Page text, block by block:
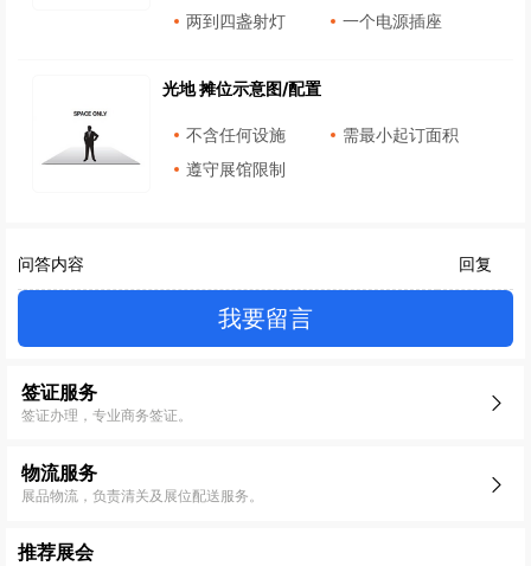
两到四盏射灯
一个电源插座
光地 摊位示意图/配置
不含任何设施
需最小起订面积
遵守展馆限制
问答内容 回复
我要留言
签证服务
签证办理，专业商务签证。
物流服务
展品物流，负责清关及展位配送服务。
推荐展会